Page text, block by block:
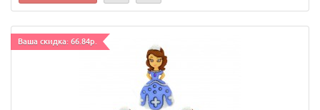
Ваша скидка: 66.84р.